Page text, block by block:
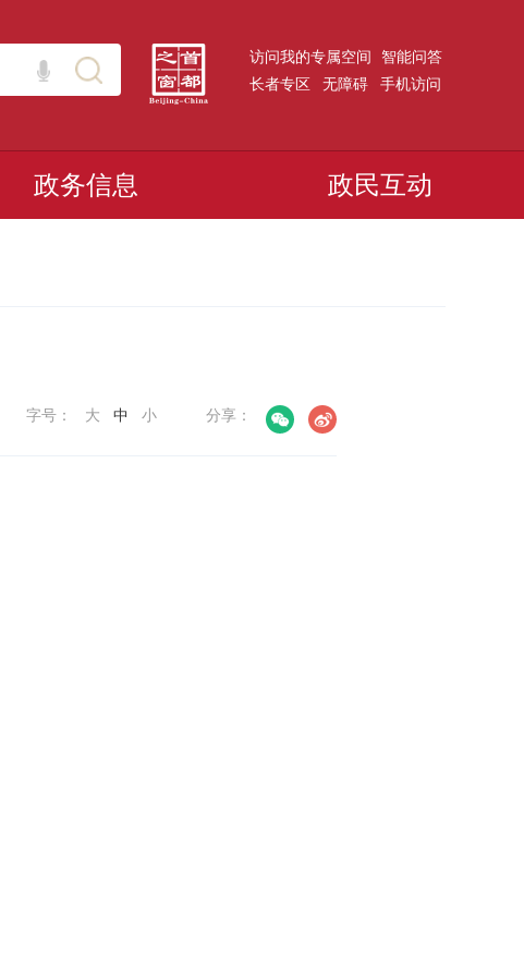
访问我的专属空间
智能问答
长者专区
无障碍 手机访问
政务信息 政民互动
分享：
字号： 大 中 小